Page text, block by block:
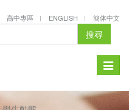
高中專區 ENGLISH 簡体中文
搜尋
Toggle